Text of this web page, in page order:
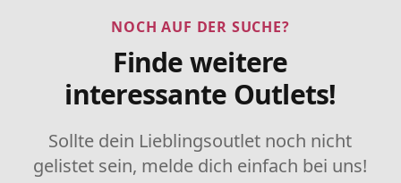
NOCH AUF DER SUCHE?
Finde weitere
interessante Outlets!
Sollte dein Lieblingsoutlet noch nicht
gelistet sein, melde dich einfach bei uns!